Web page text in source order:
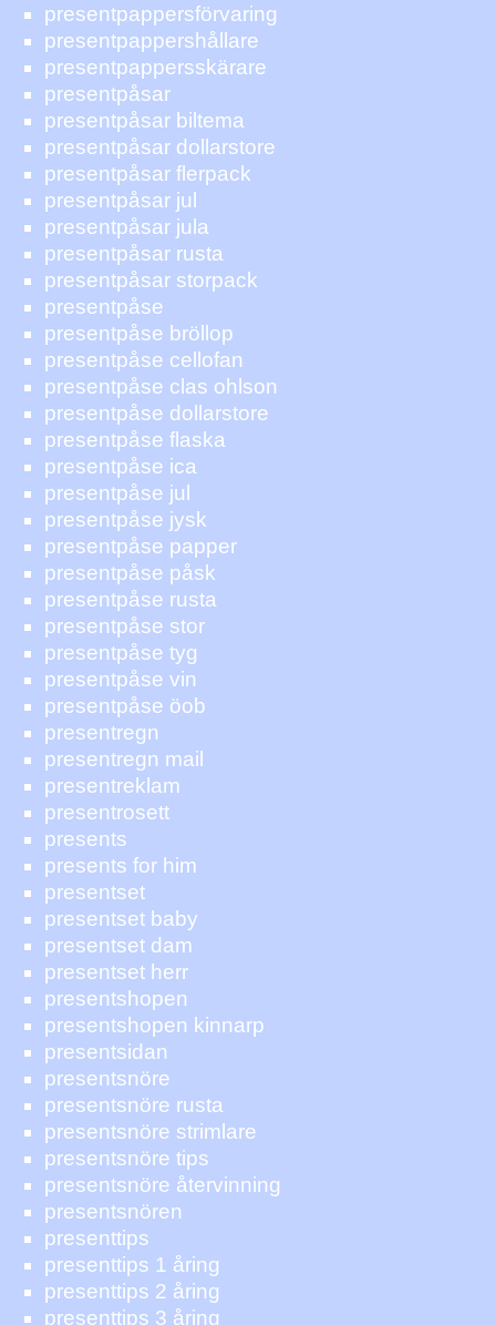
presentpappersförvaring
presentpappershållare
presentpappersskärare
presentpåsar
presentpåsar biltema
presentpåsar dollarstore
presentpåsar flerpack
presentpåsar jul
presentpåsar jula
presentpåsar rusta
presentpåsar storpack
presentpåse
presentpåse bröllop
presentpåse cellofan
presentpåse clas ohlson
presentpåse dollarstore
presentpåse flaska
presentpåse ica
presentpåse jul
presentpåse jysk
presentpåse papper
presentpåse påsk
presentpåse rusta
presentpåse stor
presentpåse tyg
presentpåse vin
presentpåse öob
presentregn
presentregn mail
presentreklam
presentrosett
presents
presents for him
presentset
presentset baby
presentset dam
presentset herr
presentshopen
presentshopen kinnarp
presentsidan
presentsnöre
presentsnöre rusta
presentsnöre strimlare
presentsnöre tips
presentsnöre återvinning
presentsnören
presenttips
presenttips 1 åring
presenttips 2 åring
presenttips 3 åring